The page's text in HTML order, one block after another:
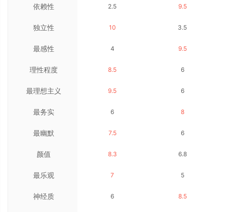
依赖性
独立性
最感性
理性程度
最理想主义
最务实
最幽默
颜值
最乐观
神经质
2.5
10
4
8.5
9.5
6
7.5
8.3
7
6
9.5
3.5
9.5
6
6
8
6
6.8
5
8.5